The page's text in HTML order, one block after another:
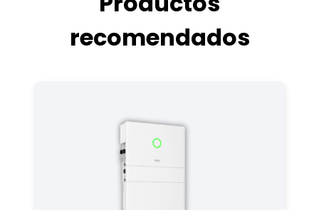
recomendados